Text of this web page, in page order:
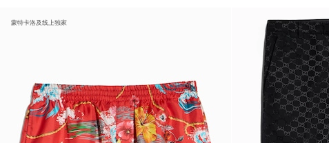
蒙特卡洛及线上独家